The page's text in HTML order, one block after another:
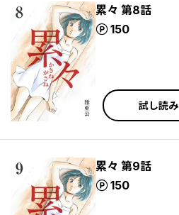
累々 第8話
150
ポイント
試し読み
累々 第9話
150
ポイント